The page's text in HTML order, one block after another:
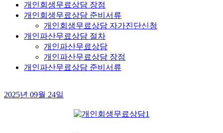
개인회생무료상담 장점
개인회생무료상담 준비서류
개인회생무료상담 자가진단신청
개인파산무료상담 절차
개인파산무료상담
개인파산무료상담 장점
개인파산무료상담 준비서류
2025년 09월 24일